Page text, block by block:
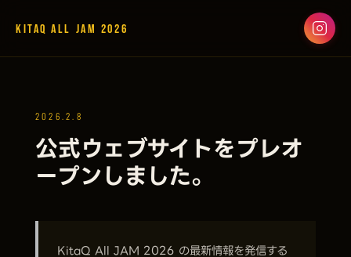
KitaQ All JAM 2026
2026.2.8
公式ウェブサイトをプレオ
ープンしました。
KitaQ All JAM 2026 の最新情報を発信する